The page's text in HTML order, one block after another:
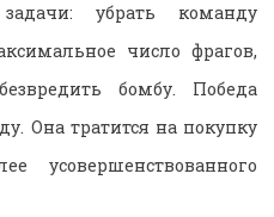
убрать команду
число фрагов,
бомбу. Победа
Она тратится на покупку
усовершенствованного